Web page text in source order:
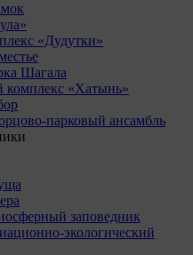
«Дудутки»
Шагала
«Хатынь»
парковый ансамбль
заповедник
экологический